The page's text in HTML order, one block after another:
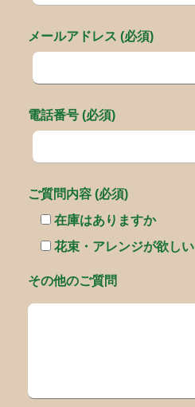
メールアドレス (必須)
電話番号 (必須)
ご質問内容 (必須)
在庫はありますか
花束・アレンジが欲しい
その他のご質問